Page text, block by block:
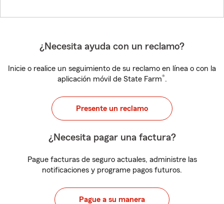
¿Necesita ayuda con un reclamo?
Inicie o realice un seguimiento de su reclamo en línea o con la
aplicación móvil de State Farm®.
Presente un reclamo
¿Necesita pagar una factura?
Pague facturas de seguro actuales, administre las
notificaciones y programe pagos futuros.
Pague a su manera